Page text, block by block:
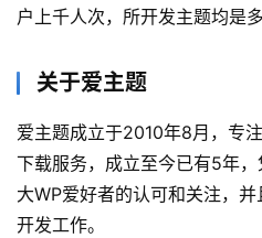
x
基
础
户上千人次，所开发主题均是
关于爱主题
爱主题成立于2010年8月，专
下载服务，成立至今已有5年
大WP爱好者的认可和关注，
开发工作。